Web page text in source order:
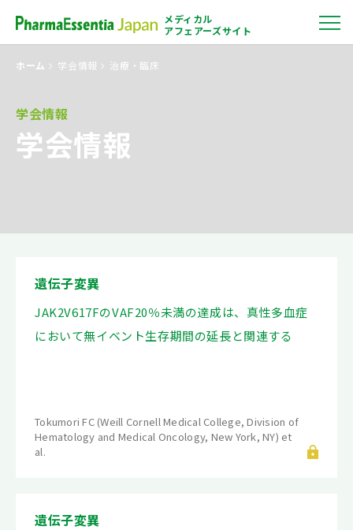
メディカル
アフェアーズサイト
menu
ホーム 学会情報 治療・臨床
学会情報
学会情報
遺伝子変異
JAK2V617FのVAF20％未満の達成は、真性多血症
において無イベント生存期間の延長と関連する
Tokumori FC (Weill Cornell Medical College, Division of
Hematology and Medical Oncology, New York, NY) et
al.
遺伝子変異